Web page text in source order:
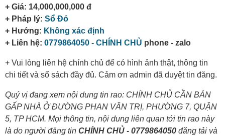
+ Giá: 14,000,000,000 đ
+ Pháp lý: Sổ Đỏ
+ Hướng: Không xác định
+ Liên hệ: 0779864050 - CHÍNH CHỦ phone - zalo
+ Vui lòng liên hệ chính chủ để có hình ảnh thật, thông tin
chi tiết và sổ sách đầy đủ. Cảm ơn admin đã duyệt tin đăng.
Quý vị đang xem nội dung tin rao: CHÍNH CHỦ CẦN BÁN
GẤP NHÀ Ở ĐƯỜNG PHAN VĂN TRỊ, PHƯỜNG 7, QUẬN
5, TP HCM. Mọi thông tin, nội dung liên quan tới tin rao này
là do người đăng tin CHÍNH CHỦ - 0779864050 đăng tải và